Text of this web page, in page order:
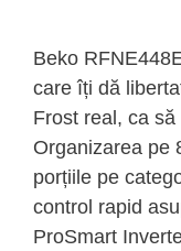
Beko
care îți dă
Frost real, ca
Organizarea pe
porțiile pe
control rapid
ProSmart